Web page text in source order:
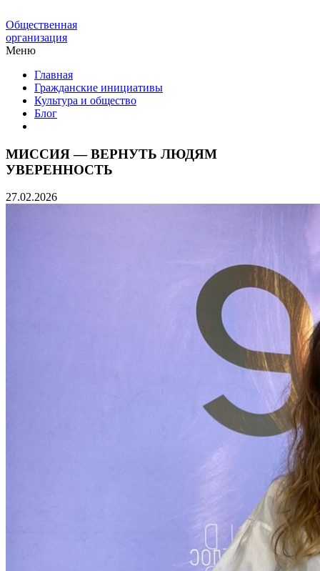
Общественная
организация
Меню
Главная
Гражданские инициативы
Культура и общество
Блог
МИССИЯ — ВЕРНУТЬ ЛЮДЯМ
УВЕРЕННОСТЬ
27.02.2026